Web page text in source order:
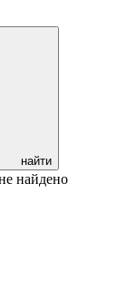
найти
найдено